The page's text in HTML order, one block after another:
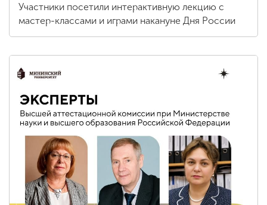
Участники посетили интерактивную лекцию с
мастер-классами и играми накануне Дня России